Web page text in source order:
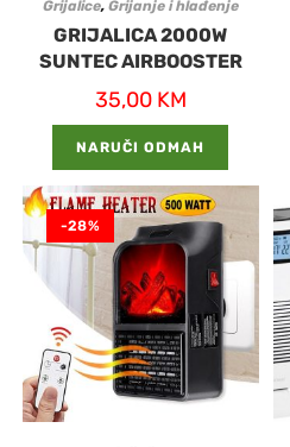
Grijalice, Grijanje i hlađenje
GRIJALICA 2000W
SUNTEC AIRBOOSTER
35,00 KM
NARUČI ODMAH
-28%